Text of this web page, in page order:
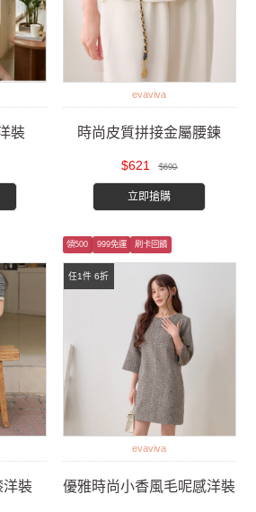
裝
evaviva
時尚皮質拼接金屬腰鍊
$621 $690
立即搶購
洋裝
任1件 6折
領500 999免運 刷卡回饋
evaviva
優雅時尚小香風毛呢感洋裝